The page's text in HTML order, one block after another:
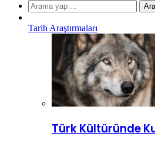
Tarih Araştırmaları
Türk Kültüründe